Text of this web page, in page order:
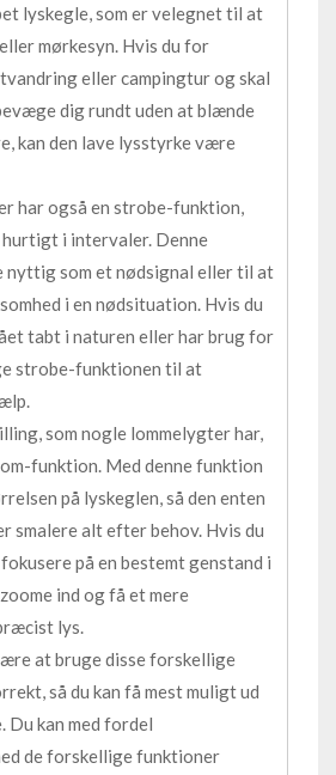
lyskegle, som er velegnet til at
mørkesyn. Hvis du for
eller campingtur og skal
dig rundt uden at blænde
kan den lave lysstyrke være
har også en strobe-funktion,
i intervaler. Denne
som et nødsignal eller til at
i en nødsituation. Hvis du
tabt i naturen eller har brug for
strobe-funktionen til at
som nogle lommelygter har,
funktion. Med denne funktion
på lyskeglen, så den enten
smalere alt efter behov. Hvis du
på en bestemt genstand i
ind og få et mere
lys.
at bruge disse forskellige
så du kan få mest muligt ud
Du kan med fordel
de forskellige funktioner